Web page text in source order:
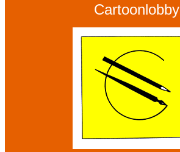
Cartoonlobby